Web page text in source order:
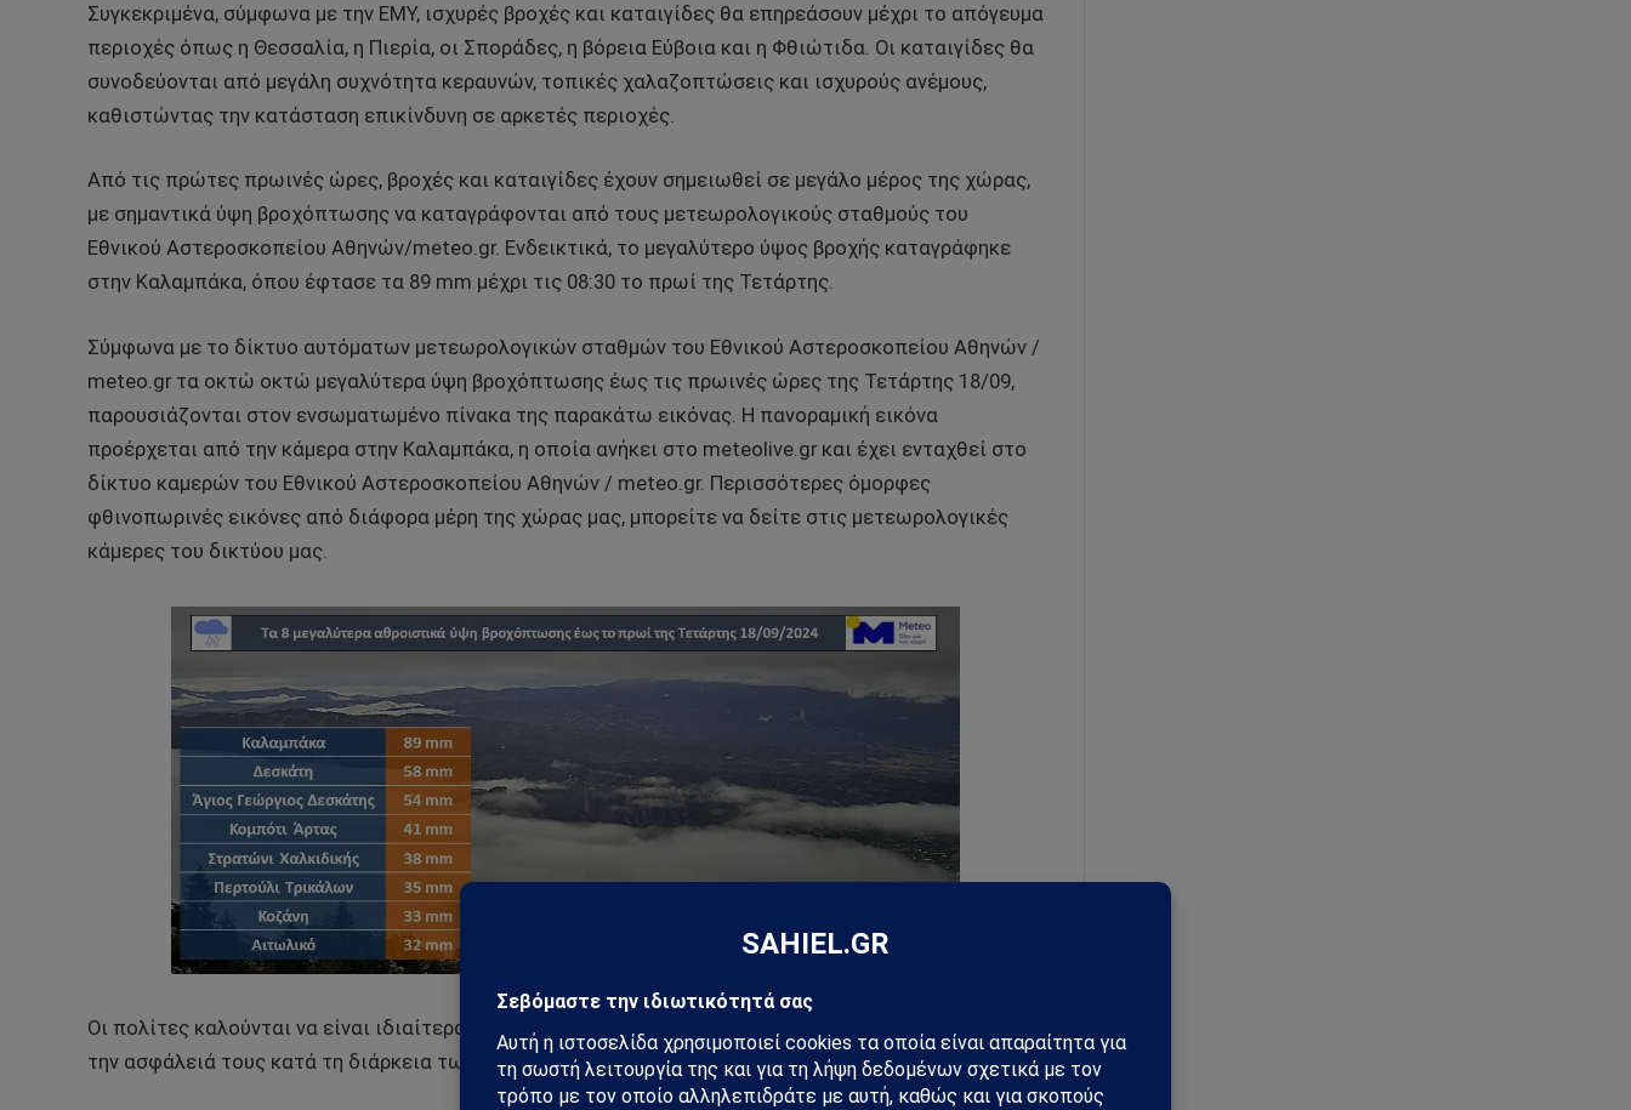
Συγκεκριμένα, σύμφωνα με την ΕΜΥ, ισχυρές βροχές και καταιγίδες θα επηρεάσουν μέχρι το απόγευμα
περιοχές όπως η Θεσσαλία, η Πιερία, οι Σποράδες, η βόρεια Εύβοια και η Φθιώτιδα. Οι καταιγίδες θα
συνοδεύονται από μεγάλη συχνότητα κεραυνών, τοπικές χαλαζοπτώσεις και ισχυρούς ανέμους,
καθιστώντας την κατάσταση επικίνδυνη σε αρκετές περιοχές.
Από τις πρώτες πρωινές ώρες, βροχές και καταιγίδες έχουν σημειωθεί σε μεγάλο μέρος της χώρας,
με σημαντικά ύψη βροχόπτωσης να καταγράφονται από τους μετεωρολογικούς σταθμούς του
Εθνικού Αστεροσκοπείου Αθηνών/meteo.gr. Ενδεικτικά, το μεγαλύτερο ύψος βροχής καταγράφηκε
στην Καλαμπάκα, όπου έφτασε τα 89 mm μέχρι τις 08:30 το πρωί της Τετάρτης.
Σύμφωνα με το δίκτυο αυτόματων μετεωρολογικών σταθμών του Εθνικού Αστεροσκοπείου Αθηνών /
meteo.gr τα οκτώ οκτώ μεγαλύτερα ύψη βροχόπτωσης έως τις πρωινές ώρες της Τετάρτης 18/09,
παρουσιάζονται στον ενσωματωμένο πίνακα της παρακάτω εικόνας. Η πανοραμική εικόνα
προέρχεται από την κάμερα στην Καλαμπάκα, η οποία ανήκει στο meteolive.gr και έχει ενταχθεί στο
δίκτυο καμερών του Εθνικού Αστεροσκοπείου Αθηνών / meteo.gr. Περισσότερες όμορφες
φθινοπωρινές εικόνες από διάφορα μέρη της χώρας μας, μπορείτε να δείτε στις μετεωρολογικές
κάμερες του δικτύου μας.
Οι πολίτες καλούνται να είναι ιδιαίτερα προσεκτικοί και να ακολουθούν τις οδηγίες των αρχών για
την ασφάλειά τους κατά τη διάρκεια των έντονων φαινομένων.